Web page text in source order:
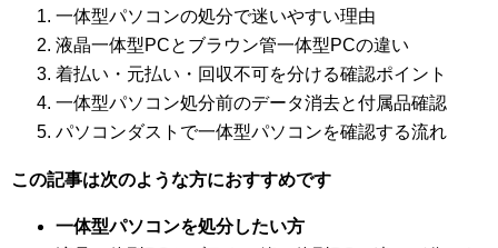
一体型パソコンの処分で迷いやすい理由
液晶一体型PCとブラウン管一体型PCの違い
着払い・元払い・回収不可を分ける確認ポイント
一体型パソコン処分前のデータ消去と付属品確認
パソコンダストで一体型パソコンを確認する流れ
この記事は次のような方におすすめです
一体型パソコンを処分したい方